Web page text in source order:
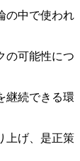
の中で使われ
の可能性につ
継続できる環
上げ、是正策